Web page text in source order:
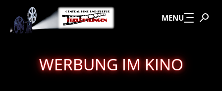
Zum Hauptinhalt springen MENU
WERBUNG IM KINO